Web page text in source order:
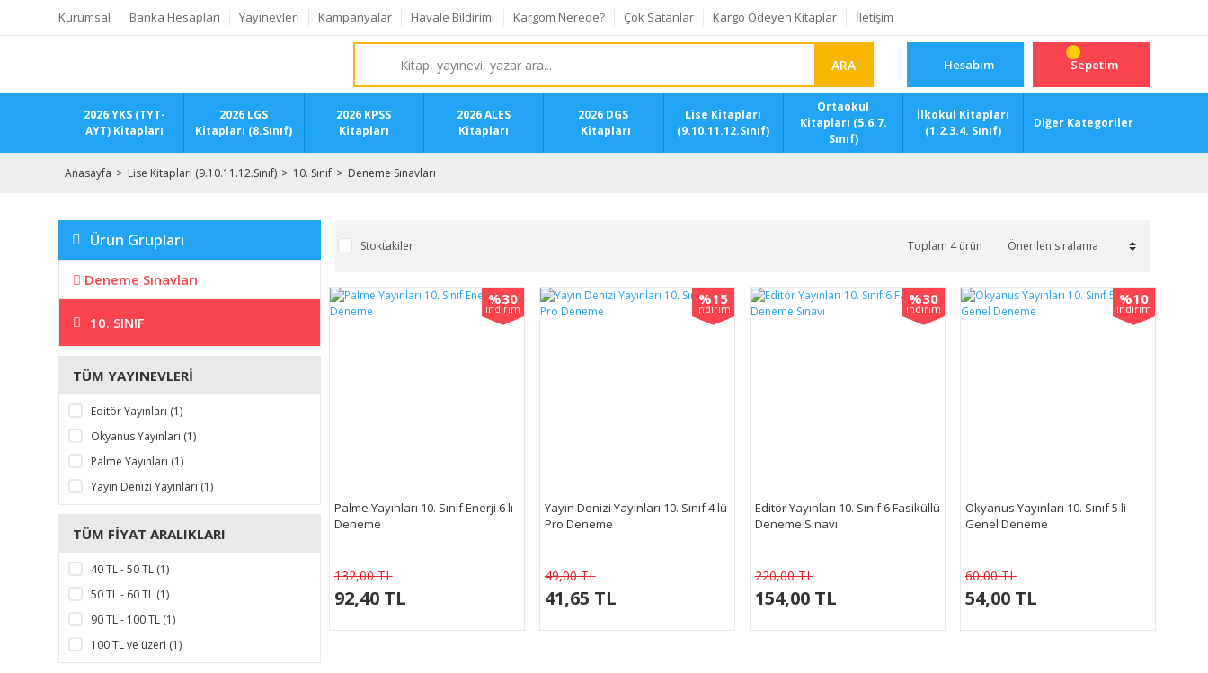
Kurumsal Banka Hesapları Yayınevleri Kampanyalar Havale Bildirimi Kargom Nerede? Çok Satanlar Kargo Ödeyen Kitaplar İletişim
ARA Hesabım Sepetim
2026 YKS (TYT-
AYT) Kitapları
2026 LGS
Kitapları (8.Sınıf)
2026 KPSS
Kitapları
2026 ALES
Kitapları
2026 DGS
Kitapları
Lise Kitapları
(9.10.11.12.Sınıf)
Ortaokul
Kitapları (5.6.7.
Sınıf)
İlkokul Kitapları
(1.2.3.4. Sınıf)
Diğer Kategoriler
Anasayfa Lise Kitapları (9.10.11.12.Sınıf) 10. Sınıf Deneme Sınavları
Ürün Grupları
Deneme Sınavları
10. SINIF
TÜM YAYINEVLERI
Editör Yayınları (1)
Okyanus Yayınları (1)
Palme Yayınları (1)
Yayın Denizi Yayınları (1)
TÜM FIYAT ARALIKLARI
40 TL - 50 TL (1)
50 TL - 60 TL (1)
90 TL - 100 TL (1)
100 TL ve üzeri (1)
Stoktakiler Toplam 4 ürün
%30
indirim
Palme Yayınları 10. Sınıf Enerji 6 lı
Deneme
132,00 TL
92,40 TL
%15
indirim
Yayın Denizi Yayınları 10. Sınıf 4 lü
Pro Deneme
49,00 TL
41,65 TL
%30
indirim
Editör Yayınları 10. Sınıf 6 Fasiküllü
Deneme Sınavı
220,00 TL
154,00 TL
%10
indirim
Okyanus Yayınları 10. Sınıf 5 li
Genel Deneme
60,00 TL
54,00 TL